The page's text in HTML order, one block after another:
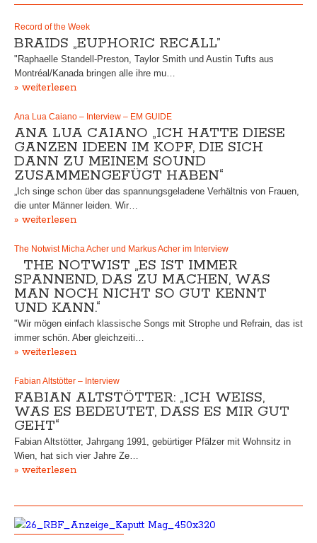
Record of the Week
BRAIDS „EUPHORIC RECALL”
"Raphaelle Standell-Preston, Taylor Smith und Austin Tufts aus
Montréal/Kanada bringen alle ihre mu…
» weiterlesen
Ana Lua Caiano – Interview – EM GUIDE
ANA LUA CAIANO „ICH HATTE DIESE
GANZEN IDEEN IM KOPF, DIE SICH
DANN ZU MEINEM SOUND
ZUSAMMENGEFÜGT HABEN“
„Ich singe schon über das spannungsgeladene Verhältnis von Frauen,
die unter Männer leiden. Wir…
» weiterlesen
The Notwist Micha Acher und Markus Acher im Interview
THE NOTWIST „ES IST IMMER
SPANNEND, DAS ZU MACHEN, WAS
MAN NOCH NICHT SO GUT KENNT
UND KANN.“
"Wir mögen einfach klassische Songs mit Strophe und Refrain, das ist
immer schön. Aber gleichzeiti…
» weiterlesen
Fabian Altstötter – Interview
FABIAN ALTSTÖTTER: „ICH WEISS, W
AS ES BEDEUTET, DASS ES MIR GUT G
EHT“
Fabian Altstötter, Jahrgang 1991, gebürtiger Pfälzer mit Wohnsitz in
Wien, hat sich vier Jahre Ze…
» weiterlesen